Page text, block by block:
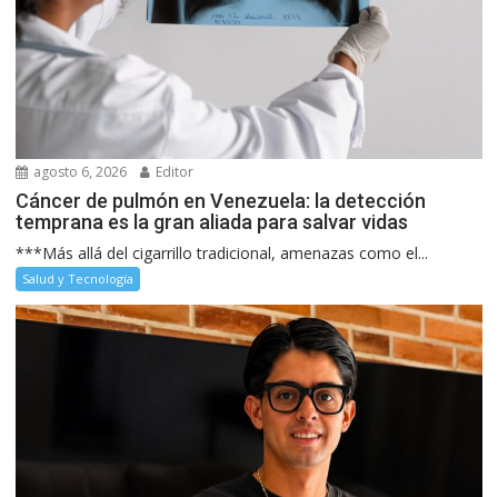
agosto 6, 2026 Editor
Cáncer de pulmón en Venezuela: la detección
temprana es la gran aliada para salvar vidas
***Más allá del cigarrillo tradicional, amenazas como el...
Salud y Tecnología